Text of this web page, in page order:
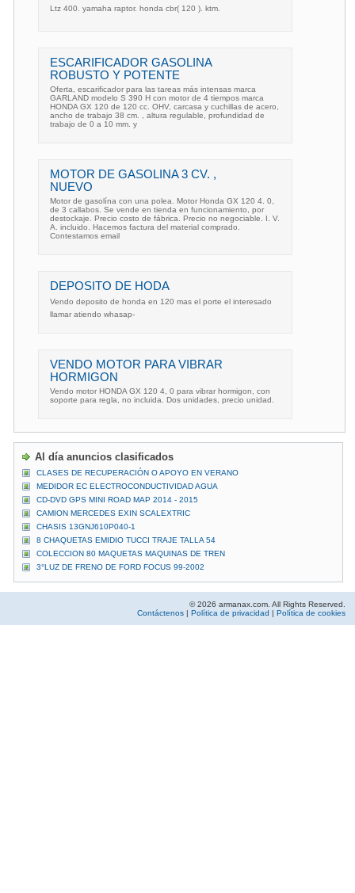
Ltz 400. yamaha raptor. honda cbr( 120 ). ktm.
ESCARIFICADOR GASOLINA
ROBUSTO Y POTENTE
Oferta, escarificador para las tareas más intensas marca
GARLAND modelo S 390 H con motor de 4 tiempos marca
HONDA GX 120 de 120 cc. OHV, carcasa y cuchillas de acero,
ancho de trabajo 38 cm. , altura regulable, profundidad de
trabajo de 0 a 10 mm. y
MOTOR DE GASOLINA 3 CV. ,
NUEVO
Motor de gasolína con una polea. Motor Honda GX 120 4. 0,
de 3 callabos. Se vende en tienda en funcionamiento, por
destockaje. Precio costo de fábrica. Precio no negociable. I. V.
A. incluido. Hacemos factura del material comprado.
Contestamos email
DEPOSITO DE HODA
Vendo deposito de honda en 120 mas el porte el interesado
llamar atiendo whasap-
VENDO MOTOR PARA VIBRAR
HORMIGON
Vendo motor HONDA GX 120 4, 0 para vibrar hormigon, con
soporte para regla, no incluida. Dos unidades, precio unidad.
Al día anuncios clasificados
CLASES DE RECUPERACIÓN O APOYO EN VERANO
MEDIDOR EC ELECTROCONDUCTIVIDAD AGUA
CD-DVD GPS MINI ROAD MAP 2014 - 2015
CAMION MERCEDES EXIN SCALEXTRIC
CHASIS 13GNJ610P040-1
8 CHAQUETAS EMIDIO TUCCI TRAJE TALLA 54
COLECCION 80 MAQUETAS MAQUINAS DE TREN
3°LUZ DE FRENO DE FORD FOCUS 99-2002
© 2026 armanax.com. All Rights Reserved.
Contáctenos | Política de privacidad | Política de cookies